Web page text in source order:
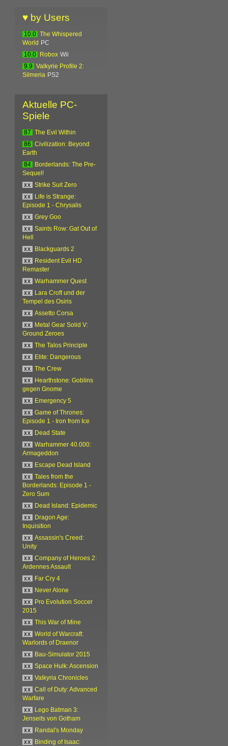
♥ by Users
10.0
The Whispered
World
PC
10.0
Robox Wii
9.9
Valkyrie Profile 2:
Silmeria PS2
Aktuelle PC-
Spiele
87
The Evil Within
86
Civilization: Beyond
Earth
84
Borderlands: The Pre-
Sequel!
xx
Strike Suit Zero
xx
Life is Strange:
Episode 1 - Chrysalis
xx
Grey Goo
xx
Saints Row: Gat Out of
Hell
xx
Blackguards 2
xx
Resident Evil HD
Remaster
xx
Warhammer Quest
xx
Lara Croft und der
Tempel des Osiris
xx
Assetto Corsa
xx
Metal Gear Solid V:
Ground Zeroes
xx
The Talos Principle
xx
Elite: Dangerous
xx
The Crew
xx
Hearthstone: Goblins
gegen Gnome
xx
Emergency 5
xx
Game of Thrones:
Episode 1 - Iron from Ice
xx
Dead State
xx
Warhammer 40.000:
Armageddon
xx
Escape Dead Island
xx
Tales from the
Borderlands: Episode 1 -
Zero Sum
xx
Dead Island: Epidemic
xx
Dragon Age:
Inquisition
xx
Assassin's Creed:
Unity
xx
Company of Heroes 2:
Ardennes Assault
xx
Far Cry 4
xx
Never Alone
xx
Pro Evolution Soccer
2015
xx
This War of Mine
xx
World of Warcraft:
Warlords of Draenor
xx
Bau-Simulator 2015
xx
Space Hulk: Ascension
xx
Valkyria Chronicles
xx
Call of Duty: Advanced
Warfare
xx
Lego Batman 3:
Jenseits von Gotham
xx
Randal's Monday
xx
Binding of Isaac: